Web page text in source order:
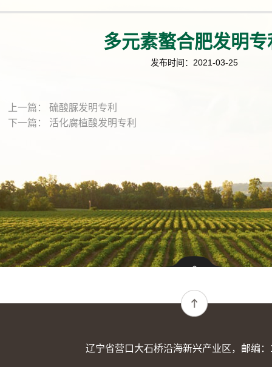
多元素螯合肥发明专
发布时间：2021-03-25
上一篇： 硫酸脲发明专利
下一篇： 活化腐植酸发明专利
辽宁省营口大石桥沿海新兴产业区，邮编